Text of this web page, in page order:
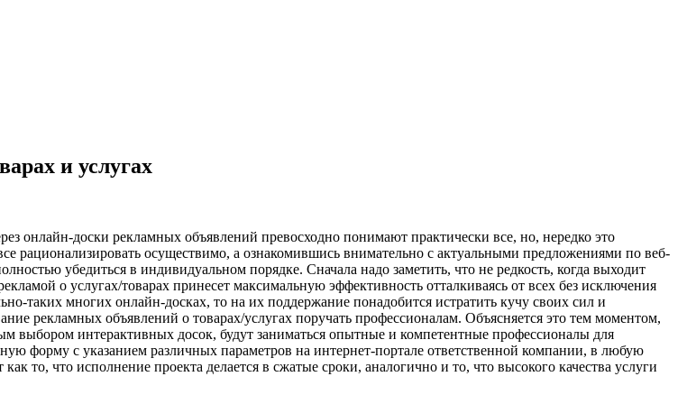
и услугах
онлайн-доски рекламных объявлений превосходно понимают практически все, но, нередко это
рационализировать осуществимо, а ознакомившись внимательно с актуальными предложениями по веб-
убедиться в индивидуальном порядке. Сначала надо заметить, что не редкость, когда выходит
о услугах/товарах принесет максимальную эффективность отталкиваясь от всех без исключения
таких многих онлайн-досках, то на их поддержание понадобится истратить кучу своих сил и
рекламных объявлений о товарах/услугах поручать профессионалам. Объясняется это тем моментом,
выбором интерактивных досок, будут заниматься опытные и компетентные профессионалы для
форму с указанием различных параметров на интернет-портале ответственной компании, в любую
что исполнение проекта делается в сжатые сроки, аналогично и то, что высокого качества услуги